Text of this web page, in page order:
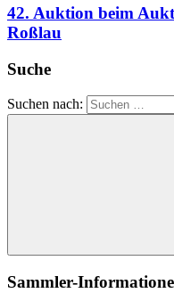
42. Auktion beim
Roßlau
Suche
Suchen nach:
Sammler-